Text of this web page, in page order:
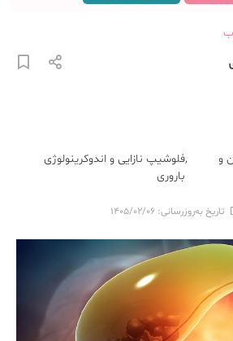
و
فلوشیپ نازایی و اندوکرینولوژی
باروری
تاریخ به‌روزرسانی: ۱۴۰۵/۰۲/۰۶